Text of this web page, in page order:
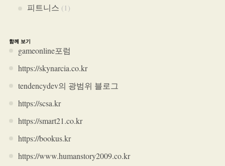
피트니스 (1)
함께 보기
gameonline포럼
https://skynarcia.co.kr
tendencydev의 광범위 블로그
https://scsa.kr
https://smart21.co.kr
https://bookus.kr
https://www.humanstory2009.co.kr